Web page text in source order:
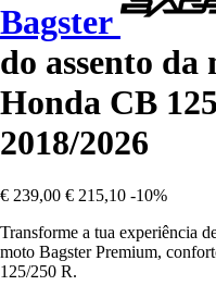
Bagster
do assento da
Honda CB
2018/2026
€ 239,00 € 215,10 -10%
Transforme a tua experiência
moto Bagster Premium,
125/250 R.